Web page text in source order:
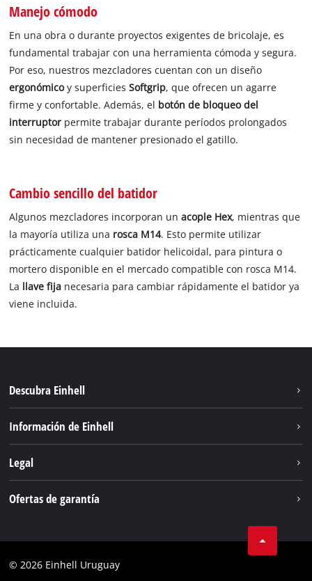
Manejo cómodo
En una obra o durante proyectos exigentes de bricolaje, es
fundamental trabajar con una herramienta cómoda y segura.
Por eso, nuestros mezcladores cuentan con un diseño
ergonómicoy superficiesSoftgrip, que ofrecen un agarre
firme y confortable. Además, el botón de bloqueo del
interruptor permite trabajar durante períodos prolongados
sin necesidad de mantener presionado el gatillo.
Cambio sencillo del batidor
Algunos mezcladores incorporan unacople Hex, mientras que
la mayoría utiliza una rosca M14. Esto permite utilizar
prácticamente cualquier batidor helicoidal, para pintura o
mortero disponible en el mercado compatible con rosca M14.
La llave fija necesaria para cambiar rápidamente el batidor ya
viene incluida.
Descubra Einhell
Servicio
Información de Einhell
Legal
Cumplimiento
Ofertas de garantía
Garantía PurePower Brushless
© 2026 Einhell Uruguay